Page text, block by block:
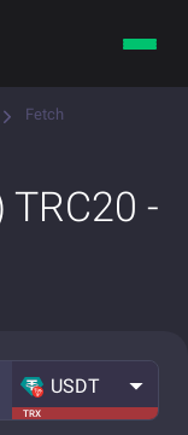
Fetch
TRC20 -
TRX
USDT